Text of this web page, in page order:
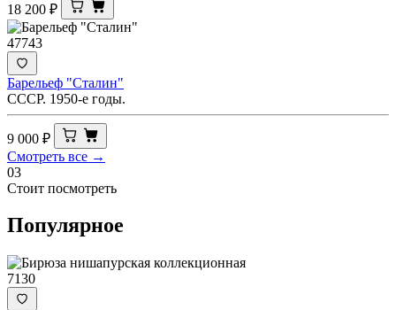
18 200 ₽
47743
Барельеф "Сталин"
СССР. 1950-е годы.
9 000 ₽
Смотреть все →
03
Стоит посмотреть
Популярное
7130